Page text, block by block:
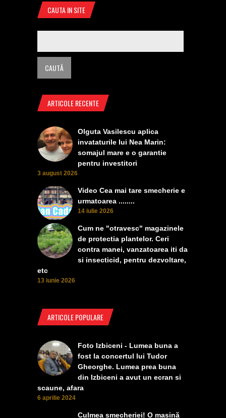
CAUTA IN SITE
ARTICOLE RECENTE
Olguta Vasilescu aplica
invataturile lui Nea Marin:
somajul mare e o garantie
pentru investitori
3 august 2026
Video Cea mai tare smecherie e
urmatoarea ........
14 iulie 2026
Cum ne "otravesc" magazinele
de protectia plantelor. Ceri
contra manei, vanzatoarea iti da
si insecticid, pentru dezvoltare,
etc
13 iunie 2026
ARTICOLE POPULARE
Foto Izbiceni - Lumea buna a
fost la concertul lui Tudor
Gheorghe. Lumea prea buna
din Izbiceni a avut un ecran si
scaune, afara
6 aprilie 2024
Culmea smecheriei! O mașină